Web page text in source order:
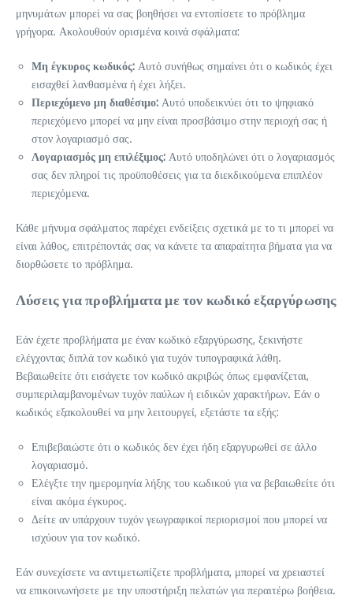
μηνυμάτων μπορεί να σας βοηθήσει να εντοπίσετε το πρόβλημα
γρήγορα. Ακολουθούν ορισμένα κοινά σφάλματα:
Μη έγκυρος κωδικός: Αυτό συνήθως σημαίνει ότι ο κωδικός έχει
εισαχθεί λανθασμένα ή έχει λήξει.
Περιεχόμενο μη διαθέσιμο: Αυτό υποδεικνύει ότι το ψηφιακό
περιεχόμενο μπορεί να μην είναι προσβάσιμο στην περιοχή σας ή
στον λογαριασμό σας.
Λογαριασμός μη επιλέξιμος: Αυτό υποδηλώνει ότι ο λογαριασμός
σας δεν πληροί τις προϋποθέσεις για τα διεκδικούμενα επιπλέον
περιεχόμενα.
Κάθε μήνυμα σφάλματος παρέχει ενδείξεις σχετικά με το τι μπορεί να
είναι λάθος, επιτρέποντάς σας να κάνετε τα απαραίτητα βήματα για να
διορθώσετε το πρόβλημα.
Λύσεις για προβλήματα με τον κωδικό εξαργύρωσης
Εάν έχετε προβλήματα με έναν κωδικό εξαργύρωσης, ξεκινήστε
ελέγχοντας διπλά τον κωδικό για τυχόν τυπογραφικά λάθη.
Βεβαιωθείτε ότι εισάγετε τον κωδικό ακριβώς όπως εμφανίζεται,
συμπεριλαμβανομένων τυχόν παύλων ή ειδικών χαρακτήρων. Εάν ο
κωδικός εξακολουθεί να μην λειτουργεί, εξετάστε τα εξής:
Επιβεβαιώστε ότι ο κωδικός δεν έχει ήδη εξαργυρωθεί σε άλλο
λογαριασμό.
Ελέγξτε την ημερομηνία λήξης του κωδικού για να βεβαιωθείτε ότι
είναι ακόμα έγκυρος.
Δείτε αν υπάρχουν τυχόν γεωγραφικοί περιορισμοί που μπορεί να
ισχύουν για τον κωδικό.
Εάν συνεχίσετε να αντιμετωπίζετε προβλήματα, μπορεί να χρειαστεί
να επικοινωνήσετε με την υποστήριξη πελατών για περαιτέρω βοήθεια.